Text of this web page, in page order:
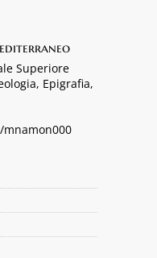
Superiore
Epigrafia,
mnamon000